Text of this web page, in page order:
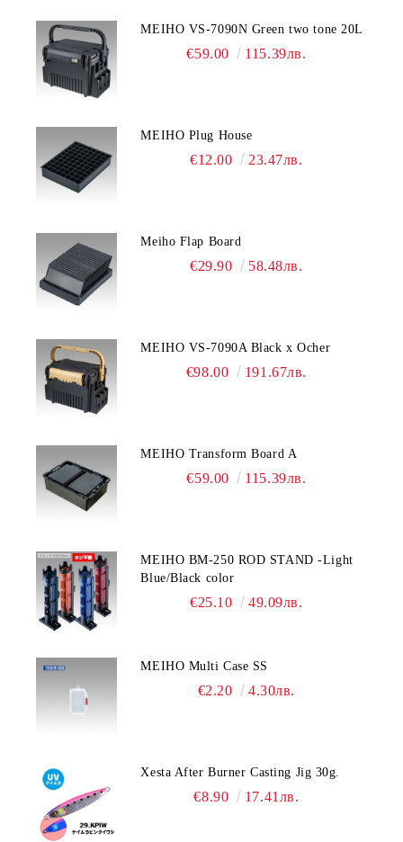
MEIHO VS-7090N Green two tone 20L
€59.00 115.39лв.
MEIHO Plug House
€12.00 23.47лв.
Meiho Flap Board
€29.90 58.48лв.
MEIHO VS-7090A Black x Ocher
€98.00 191.67лв.
MEIHO Transform Board A
€59.00 115.39лв.
MEIHO BM-250 ROD STAND -Light
Blue/Black color
€25.10 49.09лв.
MEIHO Multi Case SS
€2.20 4.30лв.
Xesta After Burner Casting Jig 30g.
€8.90 17.41лв.